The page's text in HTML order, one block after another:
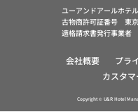
ユーアンドアールホテ
古物商許可証番号 東
適格請求書発行事業
会社概要 プラ
カスタ
Copyright © U&R Hotel